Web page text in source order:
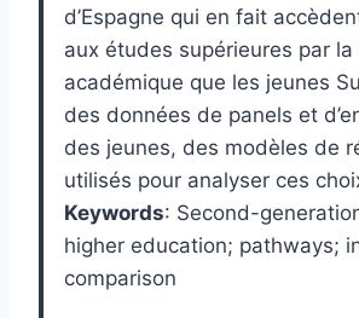
d’Espagne qui en fait
aux études supérieures par la
académique que les jeunes
des données de panels et
des jeunes, des modèles de
utilisés pour analyser ces
Keywords: Second-
higher education; pathways;
comparison